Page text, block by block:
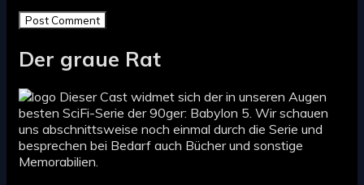
Der graue Rat
Dieser Cast widmet sich der in unseren Augen
besten SciFi-Serie der 90ger: Babylon 5. Wir schauen
uns abschnittsweise noch einmal durch die Serie und
besprechen bei Bedarf auch Bücher und sonstige
Memorabilien.